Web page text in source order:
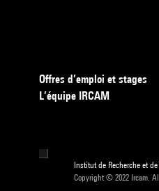
Offres d’emploi et stages
L’équipe IRCAM
Institut de Recherche et
Copyright © 2022 Ircam.